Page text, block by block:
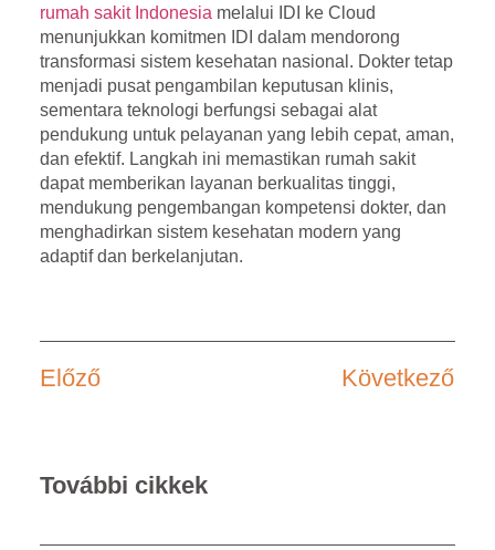
rumah sakit Indonesia melalui
IDI ke Cloud
menunjukkan komitmen IDI dalam mendorong
transformasi sistem kesehatan nasional. Dokter tetap
menjadi pusat pengambilan keputusan klinis,
sementara teknologi berfungsi sebagai alat
pendukung untuk pelayanan yang lebih cepat, aman,
dan efektif. Langkah ini memastikan rumah sakit
dapat memberikan layanan berkualitas tinggi,
mendukung pengembangan kompetensi dokter, dan
menghadirkan sistem kesehatan modern yang
adaptif dan berkelanjutan.
Előző Következő
További cikkek